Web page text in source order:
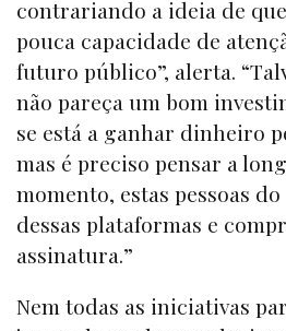
contrariando a ideia de
pouca capacidade de
futuro público”, alerta.
não pareça um bom
se está a ganhar dinheiro
mas é preciso pensar a
momento, estas pessoas do
dessas plataformas e
assinatura.”
Nem todas as iniciativas